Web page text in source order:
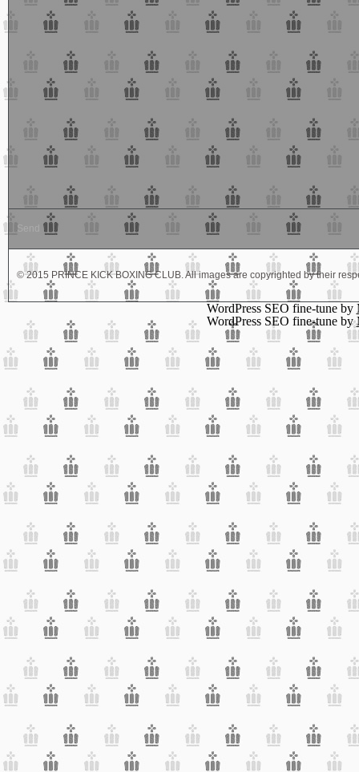
© 2015 PRINCE KICK BOXING CLUB. All images are copyrighted by their
WordPress SEO fine-tune by
WordPress SEO fine-tune by